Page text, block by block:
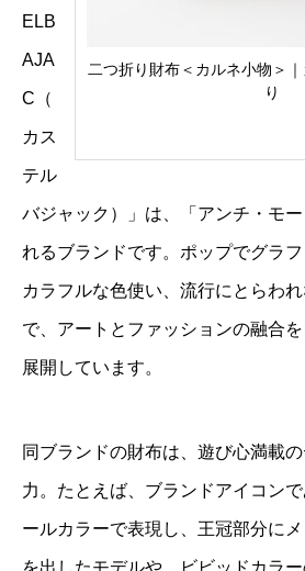
二つ折り財布＜カルネ小物＞
り
ELB
AJA
C（
カス
テル
バジャック）」は、「アンチ・モ
れるブランドです。ポップでグラフ
カラフルな色使い、流行にとらわ
で、アートとファッションの融合
展開しています。
同ブランドの財布は、遊び心満載
力。たとえば、ブランドアイコン
ールカラーで表現し、王冠部分に
を出したモデルや、ビビッドカラ